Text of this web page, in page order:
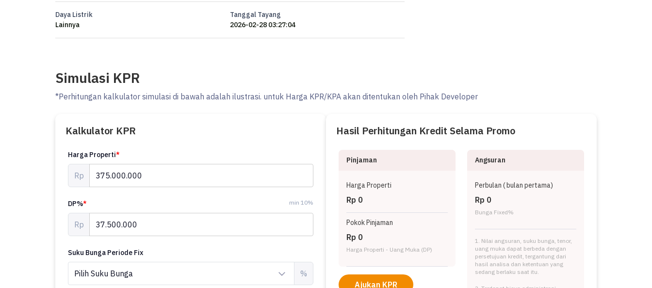
Dengan harga Rp. 375 jt/thn nego, anda bisa memiliki hunian terbaik yang sudah siap huni dan bersertifikat SHM -
Sertifikat Hak Milik. Manfaatkan kesempatan untuk menikmati pengalaman tinggal di kawasan Kopo Permai yang
nyaman ini!
Daya Listrik
Lainnya
Tanggal Tayang
2026-02-28 03:27:04
Simulasi KPR
*Perhitungan kalkulator simulasi di bawah adalah ilustrasi. untuk Harga KPR/KPA akan ditentukan oleh Pihak Developer
Kalkulator KPR
Harga Properti*
Rp
DP%* min 10%
Rp
Suku Bunga Periode Fix
%
Hasil Perhitungan Kredit Selama Promo
Pinjaman
Harga Properti
Rp 0
Pokok Pinjaman
Rp 0
Harga Properti - Uang Muka (DP)
Ajukan KPR
Angsuran
Perbulan (bulan pertama)
Rp 0
Bunga Fixed%
1. Nilai angsuran, suku bunga, tenor,
uang muka dapat berbeda dengan
persetujuan kredit, tergantung dari
hasil analisa dan ketentuan yang
sedang berlaku saat itu.